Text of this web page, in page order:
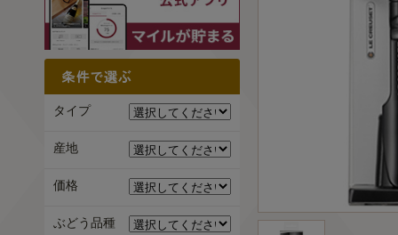
タイプ
産地
価格
ぶどう品種